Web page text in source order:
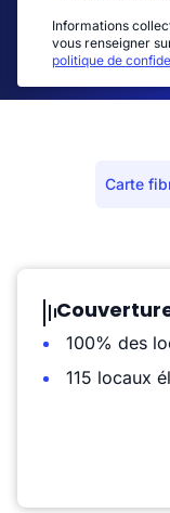
Informations
vous renseigner
politique de
Carte
100% des
115 locaux